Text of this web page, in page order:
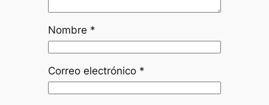
Nombre *
Correo electrónico *